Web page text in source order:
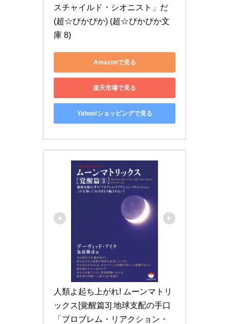
スチャイルド・シオニスト」だ
(超☆ぴかぴか) (超☆ぴかぴか文
庫 8)
Amazonで見る
楽天市場で見る
Yahoo!ショッピングで見る
人類よ起ち上がれ! ムーンマトリ
ックス[覚醒篇3] 地球支配の手口
「プロブレム・リアクション・